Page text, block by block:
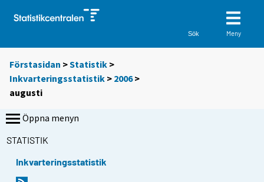
Sök Meny
Förstasidan >Statistik >
Inkvarteringsstatistik > 2006>
augusti
Öppna menyn
STATISTIK
Inkvarteringsstatistik